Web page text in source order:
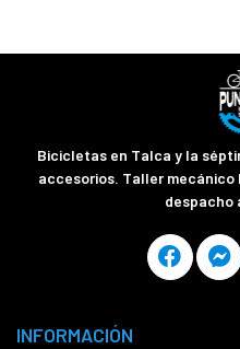
Bicicletas en Talca y la
accesorios. Taller
despacho
INFORMACIÓN